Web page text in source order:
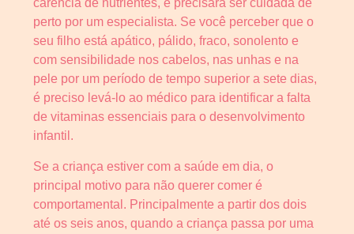
carência de nutrientes, e precisará ser cuidada de
perto por um especialista. Se você perceber que o
seu filho está apático, pálido, fraco, sonolento e
com sensibilidade nos cabelos, nas unhas e na
pele por um período de tempo superior a sete dias,
é preciso levá-lo ao médico para identificar a falta
de vitaminas essenciais para o desenvolvimento
infantil.
Se a criança estiver com a saúde em dia, o
principal motivo para não querer comer é
comportamental. Principalmente a partir dos dois
até os seis anos, quando a criança passa por uma